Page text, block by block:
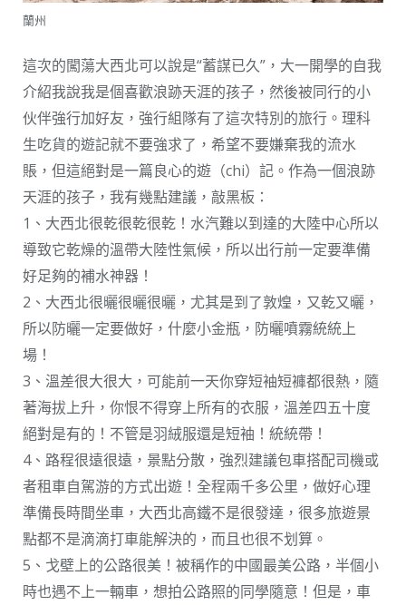
蘭州
這次的闖蕩大西北可以說是“蓄謀已久”，大一開學的自我
介紹我說我是個喜歡浪跡天涯的孩子，然後被同行的小
伙伴強行加好友，強行組隊有了這次特別的旅行。理科
生吃貨的遊記就不要強求了，希望不要嫌棄我的流水
賬，但這絕對是一篇良心的遊（chi）記。作為一個浪跡
天涯的孩子，我有幾點建議，敲黑板：
1、大西北很乾很乾很乾！水汽難以到達的大陸中心所以
導致它乾燥的溫帶大陸性氣候，所以出行前一定要準備
好足夠的補水神器！
2、大西北很曬很曬很曬，尤其是到了敦煌，又乾又曬，
所以防曬一定要做好，什麼小金瓶，防曬噴霧統統上
場！
3、溫差很大很大，可能前一天你穿短袖短褲都很熱，隨
著海拔上升，你恨不得穿上所有的衣服，溫差四五十度
絕對是有的！不管是羽絨服還是短袖！統統帶！
4、路程很遠很遠，景點分散，強烈建議包車搭配司機或
者租車自駕游的方式出遊！全程兩千多公里，做好心理
準備長時間坐車，大西北高鐵不是很發達，很多旅遊景
點都不是滴滴打車能解決的，而且也很不划算。
5、戈壁上的公路很美！被稱作的中國最美公路，半個小
時也遇不上一輛車，想拍公路照的同學隨意！但是，車